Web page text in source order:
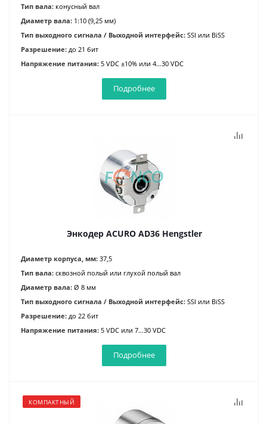
Тип вала: конусный вал
Диаметр вала: 1:10 (9,25 мм)
Тип выходного сигнала / Выходной интерфейс: SSI или BiSS
Разрешение: до 21 бит
Напряжение питания: 5 VDC ±10% или 4…30 VDC
Подробнее
Энкодер ACURO AD36 Hengstler
Диаметр корпуса, мм: 37,5
Тип вала: сквозной полый или глухой полый вал
Диаметр вала: Ø 8 мм
Тип выходного сигнала / Выходной интерфейс: SSI или BiSS
Разрешение: до 22 бит
Напряжение питания: 5 VDC или 7…30 VDC
Подробнее
КОМПАКТНЫЙ